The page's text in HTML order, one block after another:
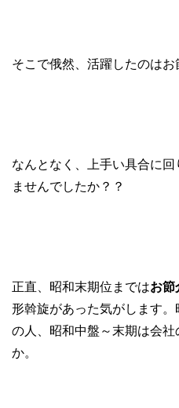
そこで俄然、活躍したのはお
なんとなく、上手い具合に
ませんでしたか？？
正直、昭和末期位まではお節
形斡旋があった気がします
の人、昭和中盤～末期は会
か。